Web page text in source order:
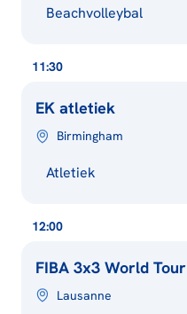
Beachvolleybal
11:30
EK atletiek
Birmingham
Atletiek
12:00
FIBA 3x3 World Tour
Lausanne